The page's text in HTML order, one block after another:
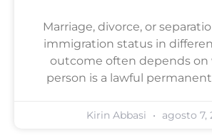
Marriage, divorce, or
immigration status in
outcome often depends on
person is a lawful
Kirin Abbasi agosto 7,